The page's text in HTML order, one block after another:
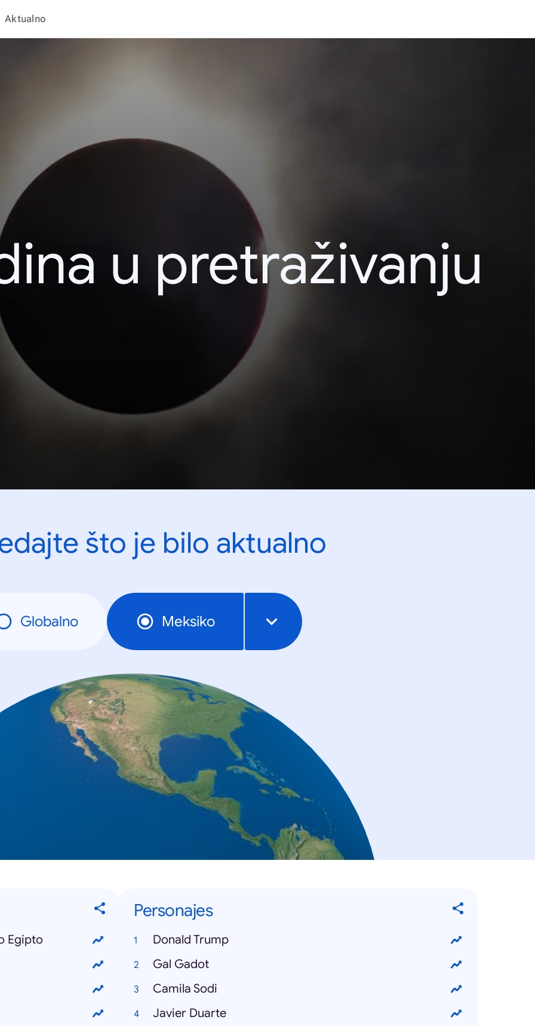
Aktualno
u pretraživanju
što je bilo aktualno
Globalno Meksiko
Egipto
Personajes
Donald Trump
Gal Gadot
Camila Sodi
Javier Duarte